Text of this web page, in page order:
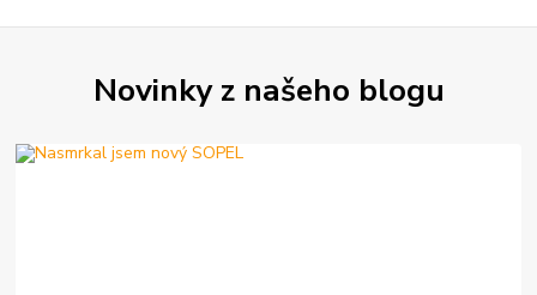
Novinky z našeho blogu